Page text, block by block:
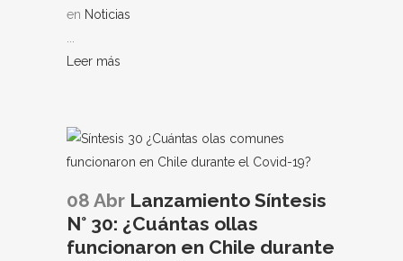
en Noticias
Leer más
08 Abr Lanzamiento Síntesis
N° 30: ¿Cuántas ollas
funcionaron en Chile durante